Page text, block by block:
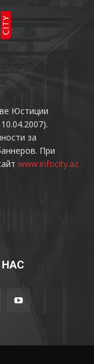
Юстиции
за
При
www.infocity.az